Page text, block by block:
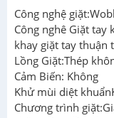
Công nghệ
Công nghê Giặt tay
khay giặt tay thuận
Lồng Giặt:Thép
Cảm Biến: Không
Khử mùi diệt
Chương trình